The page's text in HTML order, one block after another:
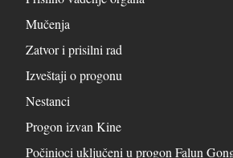
Mučenja
Zatvor i prisilni rad
Izveštaji o progonu
Nestanci
Progon izvan Kine
Počinioci uključeni u progon Falun